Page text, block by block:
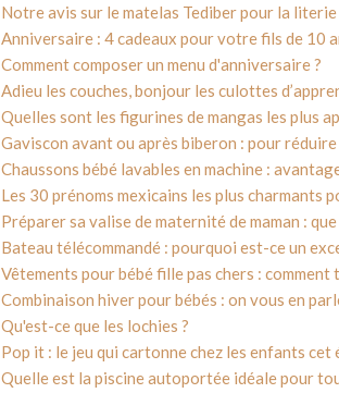
Notre avis sur le matelas Tediber pour la
Anniversaire : 4 cadeaux pour votre fils de 10
Comment composer un menu d'anniversaire ?
Adieu les couches, bonjour les culottes
Quelles sont les figurines de mangas les plus
Gaviscon avant ou après biberon : pour
Chaussons bébé lavables en machine :
Les 30 prénoms mexicains les plus charmants
Préparer sa valise de maternité de maman :
Bateau télécommandé : pourquoi est-ce un
Vêtements pour bébé fille pas chers : comment
Combinaison hiver pour bébés : on vous en
Qu'est-ce que les lochies ?
Pop it : le jeu qui cartonne chez les enfants cet
Quelle est la piscine autoportée idéale pour